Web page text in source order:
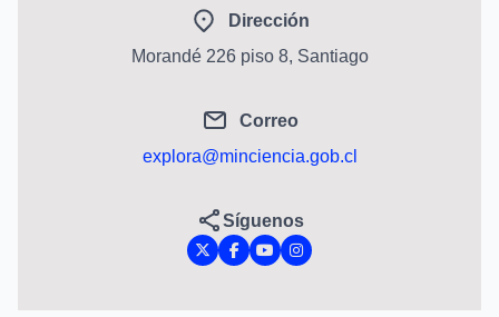
Dirección
Morandé 226 piso 8, Santiago
Correo
explora@minciencia.gob.cl
Síguenos